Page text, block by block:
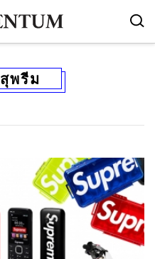
สุพรีม